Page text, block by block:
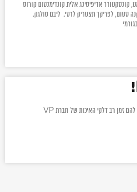
קונסקטורר אדיפיסינג אלית קונדימנטום קורוס
סטום, לפריקך תצטריק לרטי. ליבם סולגק.
בקרוב הם מגיעים .. ציפיתם להם זמן רב דלקי האיכות של חברת VP